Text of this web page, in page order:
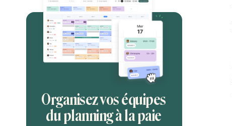
Organisez vos équipes
du planning à la paie